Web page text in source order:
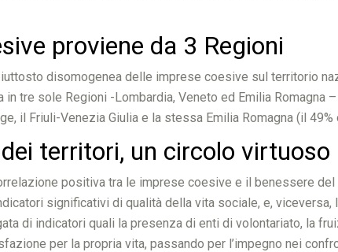
proviene da 3 Regioni
disomogenea delle imprese coesive sul territorio
tre sole Regioni -Lombardia, Veneto ed Emilia
il Friuli-Venezia Giulia e la stessa Emilia Romagna (il
territori, un circolo virtuoso
positiva tra le imprese coesive e il benessere
significativi di qualità della vita sociale, e,
di indicatori quali la presenza di enti di volontariato, la
per la propria vita, passando per l’impegno nei